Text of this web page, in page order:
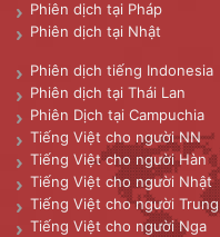
Phiên dịch tại Pháp
Phiên dịch tại Nhật
Phiên dịch tiếng Indonesia
Phiên dịch tại Thái Lan
Phiên Dịch tại Campuchia
Tiếng Việt cho người NN
Tiếng Việt cho người Hàn
Tiếng Việt cho người Nhật
Tiếng Việt cho người Trung
Tiếng Việt cho người Nga